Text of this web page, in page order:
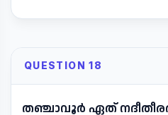
QUESTION 18
തഞ്ചാവൂർ ഏത്